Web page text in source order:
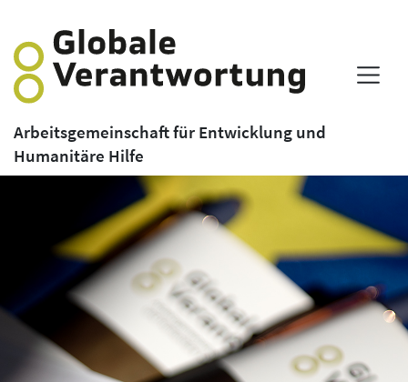
Arbeitsgemeinschaft für Entwicklung und
Humanitäre Hilfe